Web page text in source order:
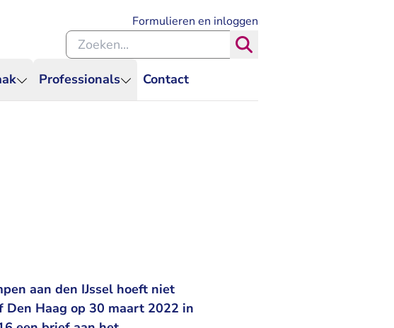
Professionals Contact
Formulieren en inloggen
Zoeken binnen de Rechtspraak
aan den IJssel hoeft niet
Haag op 30 maart 2022 in